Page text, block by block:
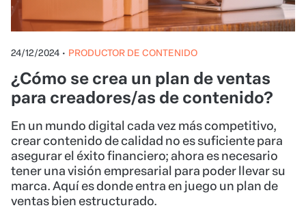
24/12/2024 • PRODUCTOR DE CONTENIDO
¿Cómo se crea un plan de ventas
para creadores/as de contenido?
En un mundo digital cada vez más competitivo,
crear contenido de calidad no es suficiente para
asegurar el éxito financiero; ahora es necesario
tener una visión empresarial para poder llevar su
marca. Aquí es donde entra en juego un plan de
ventas bien estructurado.